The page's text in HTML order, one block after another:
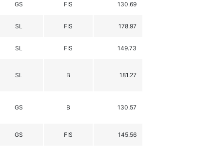
GS FIS 130.69
SL FIS 178.97
SL FIS 149.73
SL B 181.27
GS B 130.57
GS FIS 145.56